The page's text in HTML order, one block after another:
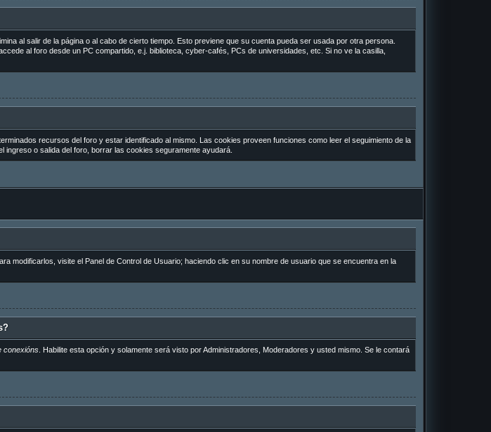
al salir de la página o al cabo de cierto tiempo. Esto previene que su cuenta pueda ser usada por otra persona.
al foro desde un PC compartido, e.j. biblioteca, cyber-cafés, PCs de universidades, etc. Si no ve la casilla,
recursos del foro y estar identificado al mismo. Las cookies proveen funciones como leer el seguimiento de la
ingreso o salida del foro, borrar las cookies seguramente ayudará.
visite el Panel de Control de Usuario; haciendo clic en su nombre de usuario que se encuentra en la
conexións. Habilite esta opción y solamente será visto por Administradores, Moderadores y usted mismo. Se le contará